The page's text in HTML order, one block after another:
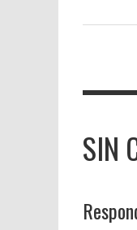
SIN